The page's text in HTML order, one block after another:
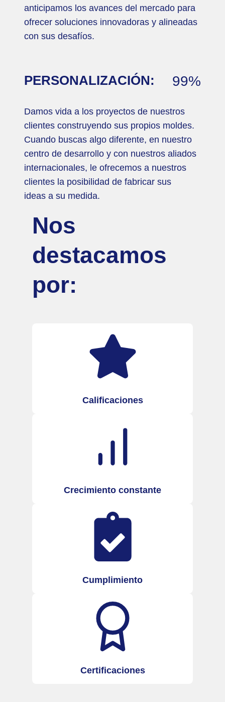
anticipamos los avances del mercado para
ofrecer soluciones innovadoras y alineadas
con sus desafíos.
PERSONALIZACIÓN: 99%
Damos vida a los proyectos de nuestros
clientes construyendo sus propios moldes.
Cuando buscas algo diferente, en nuestro
centro de desarrollo y con nuestros aliados
internacionales, le ofrecemos a nuestros
clientes la posibilidad de fabricar sus
ideas a su medida.
Nos
destacamos
por:
Calificaciones
Crecimiento constante
Cumplimiento
Certificaciones